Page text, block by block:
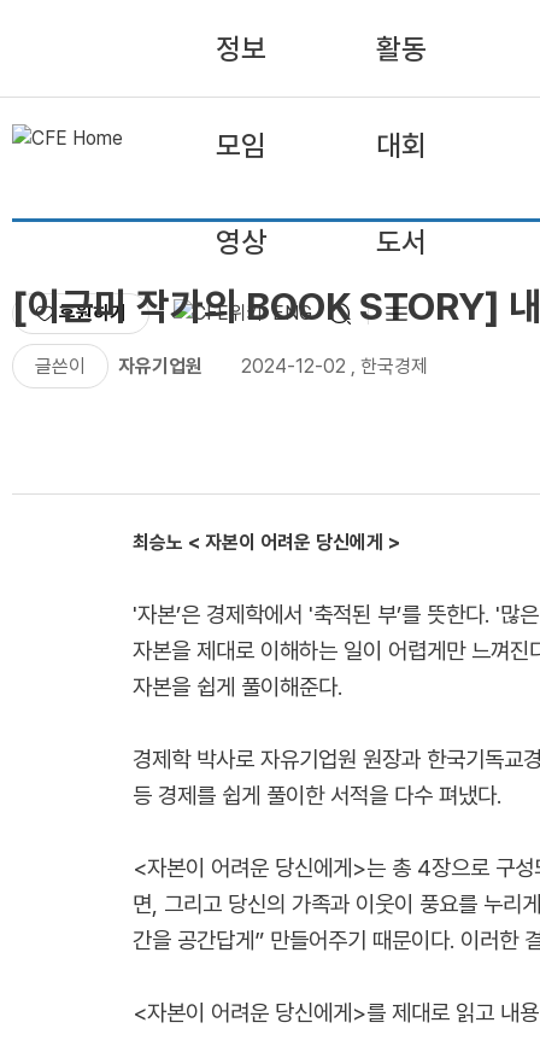
정보 활동
모임 대회
영상 도서
후원하기 ENG
[이근미 작가의 BOOK STORY]
글쓴이 자유기업원 2024-12-02 , 한국경제
최승노 < 자본이 어려운 당신에게 >
'자본’은 경제학에서 '축적된 부’를 뜻한다. '많
자본을 제대로 이해하는 일이 어렵게만 느껴
자본을 쉽게 풀이해준다.
경제학 박사로 자유기업원 원장과 한국기독
등 경제를 쉽게 풀이한 서적을 다수 펴냈다.
<자본이 어려운 당신에게>는 총 4장으로 구
면, 그리고 당신의 가족과 이웃이 풍요를 누리
간을 공간답게” 만들어주기 때문이다. 이러한
<자본이 어려운 당신에게>를 제대로 읽고 내